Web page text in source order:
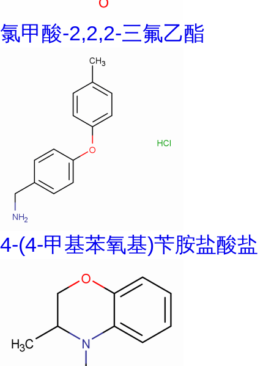
氯甲酸-2,2,2-三氟乙酯
4-(4-甲基苯氧基)苄胺盐酸盐